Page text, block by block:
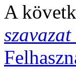
A
szavazat